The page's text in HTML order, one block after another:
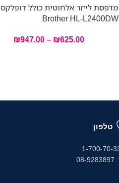
מדפסת לייזר אלחוטית כולל דופלקס
Brother HL-L2400DW
₪625.00
–
₪947.00
טלפון
1-700-70-